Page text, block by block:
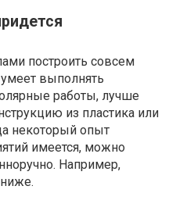
построить совсем
выполнять
работы, лучше
из пластика или
некоторый опыт
имеется, можно
Например,